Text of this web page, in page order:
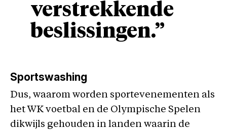
verstrekkende
beslissingen.”
Sportswashing
Dus, waarom worden sportevenementen als
het WK voetbal en de Olympische Spelen
dikwijls gehouden in landen waarin de